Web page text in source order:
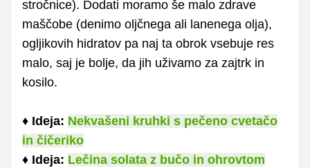
stročnice). Dodati moramo še malo zdrave
maščobe (denimo oljčnega ali lanenega olja),
ogljikovih hidratov pa naj ta obrok vsebuje res
malo, saj je bolje, da jih uživamo za zajtrk in
kosilo.
♦ Ideja: Nekvašeni kruhki s pečeno cvetačo
in čičeriko
♦ Ideja: Lečina solata z bučo in ohrovtom